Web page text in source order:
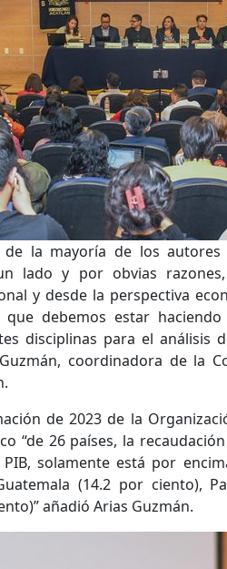
de la mayoría de los
lado y por obvias
y desde la perspectiva
debemos estar
disciplinas para el análisis
coordinadora de la
de 2023 de la
“de 26 países, la
solamente está por
(14.2 por ciento),
añadió Arias Guzmán.